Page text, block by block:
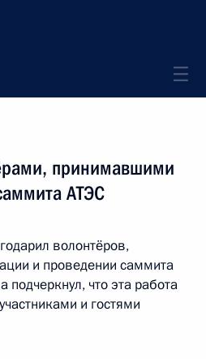
принимавшими
АТЭС
волонтёров,
и проведении саммита
подчеркнул, что эта работа
и гостями